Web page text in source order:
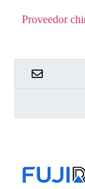
Proveedor